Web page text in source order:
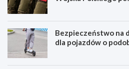
Bezpieczeństwo na
dla pojazdów o